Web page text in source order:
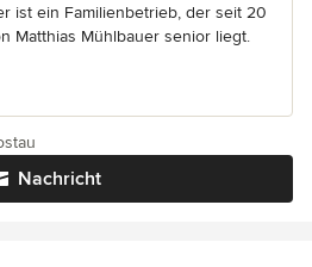
ist ein Familienbetrieb, der seit 20
Matthias Mühlbauer senior liegt.
Nachricht